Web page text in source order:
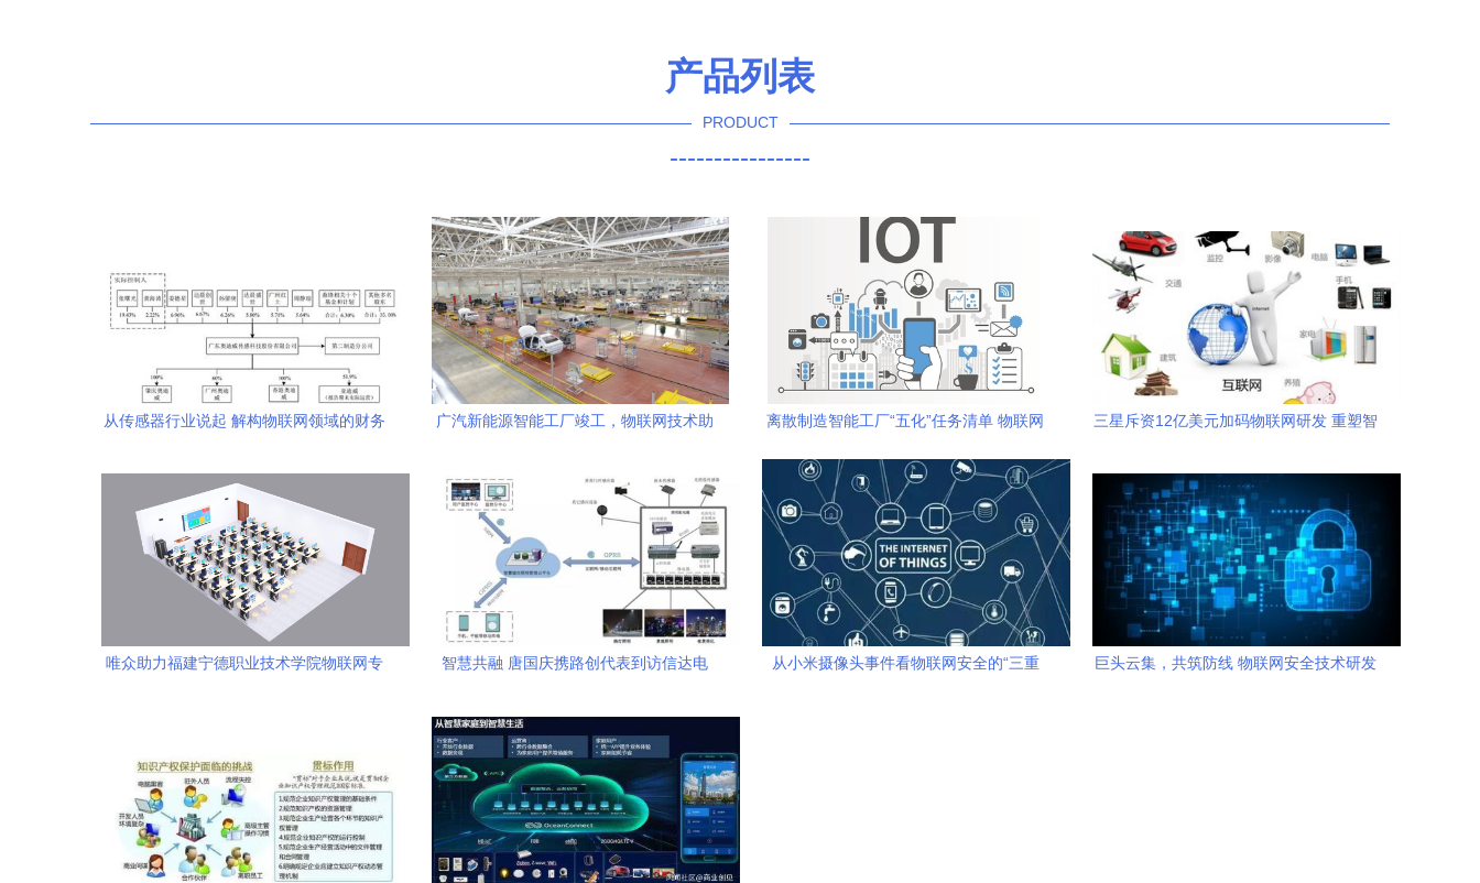
产品列表
PRODUCT
----------------
从传感器行业说起 解构物联网领域的财务
广汽新能源智能工厂竣工，物联网技术助
离散制造智能工厂“五化”任务清单 物联网
三星斥资12亿美元加码物联网研发 重塑智
唯众助力福建宁德职业技术学院物联网专
智慧共融 唐国庆携路创代表到访信达电
从小米摄像头事件看物联网安全的“三重
巨头云集，共筑防线 物联网安全技术研发